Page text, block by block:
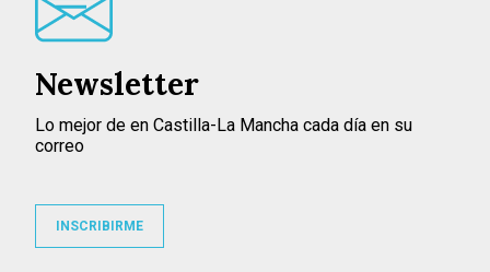
Newsletter
Lo mejor de en Castilla-La Mancha cada día en su
correo
INSCRIBIRME